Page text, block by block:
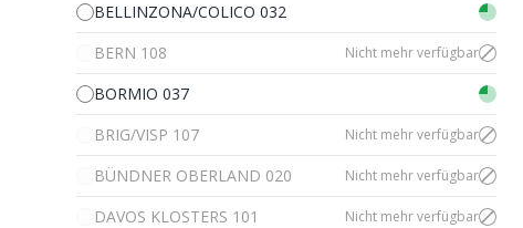
BELLINZONA/COLICO 032
BERN 108
Nicht mehr verfügbar
BORMIO 037
BRIG/VISP 107
Nicht mehr verfügbar
BÜNDNER OBERLAND 020 Nicht mehr verfügbar
DAVOS KLOSTERS 101 Nicht mehr verfügbar